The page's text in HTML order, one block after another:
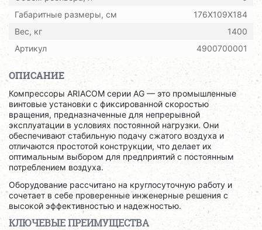
Габаритные размеры, см
176X109X184
Вес, кг
1400
Артикул
4900700001
ОПИСАНИЕ
Компрессоры ARIACOM серии AG — это промышленные
винтовые установки с фиксированной скоростью
вращения, предназначенные для непрерывной
эксплуатации в условиях постоянной нагрузки. Они
обеспечивают стабильную подачу сжатого воздуха и
отличаются простотой конструкции, что делает их
оптимальным выбором для предприятий с постоянным
потреблением воздуха.
Оборудование рассчитано на круглосуточную работу и
сочетает в себе проверенные инженерные решения с
высокой эффективностью и надежностью.
КЛЮЧЕВЫЕ ПРЕИМУЩЕСТВА